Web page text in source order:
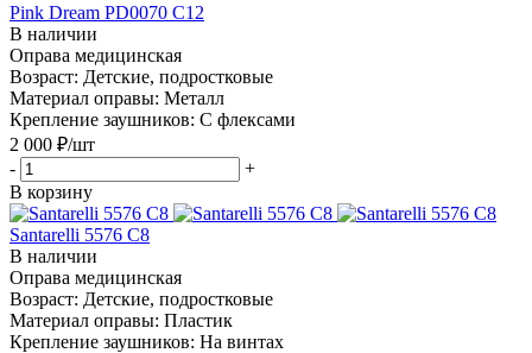
Pink Dream PD0070 C12
В наличии
Оправа медицинская
Возраст: Детские, подростковые
Материал оправы: Металл
Крепление заушников: С флексами
2 000 ₽/шт
-
+
В корзину
Santarelli 5576 C8
В наличии
Оправа медицинская
Возраст: Детские, подростковые
Материал оправы: Пластик
Крепление заушников: На винтах